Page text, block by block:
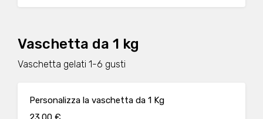
Vaschetta da 1 kg
Vaschetta gelati 1-6 gusti
Personalizza la vaschetta da 1 Kg